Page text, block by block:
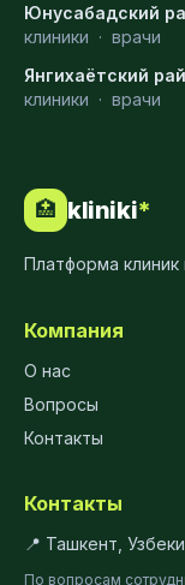
Юнусабадский
клиники · врачи
Янгихаётский
клиники · врачи
🏥 kliniki*
Платформа клиник
Компания
О нас
Вопросы
Контакты
Контакты
📍 Ташкент,
По вопросам